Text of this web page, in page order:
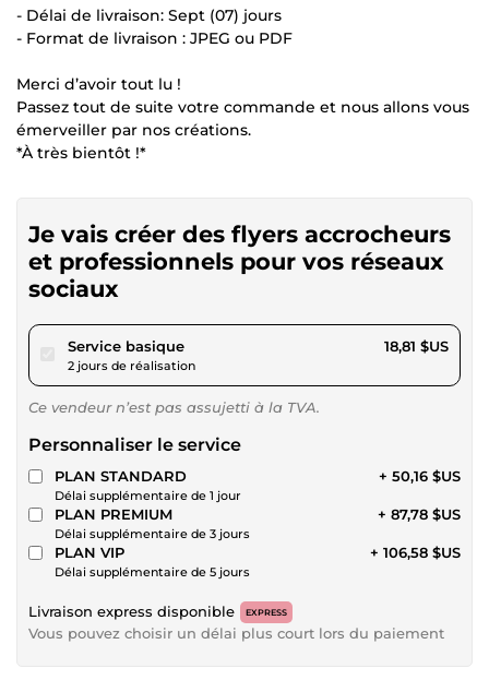
- Délai de livraison: Sept (07) jours
- Format de livraison : JPEG ou PDF
Merci d’avoir tout lu !
Passez tout de suite votre commande et nous allons vous
émerveiller par nos créations.
*À très bientôt !*
Je vais créer des flyers accrocheurs
et professionnels pour vos réseaux
sociaux
Service basiquepour 17,34 $US
2 jours de réalisation
18,81 $US
Ce vendeur n’est pas assujetti à la TVA.
Personnaliser le service
PLAN STANDARD
Délai supplémentaire de 1 jour
+ 50,16 $US
PLAN PREMIUM
Délai supplémentaire de 3 jours
+ 87,78 $US
PLAN VIP
Délai supplémentaire de 5 jours
+ 106,58 $US
Livraison express disponible EXPRESS
Vous pouvez choisir un délai plus court lors du paiement